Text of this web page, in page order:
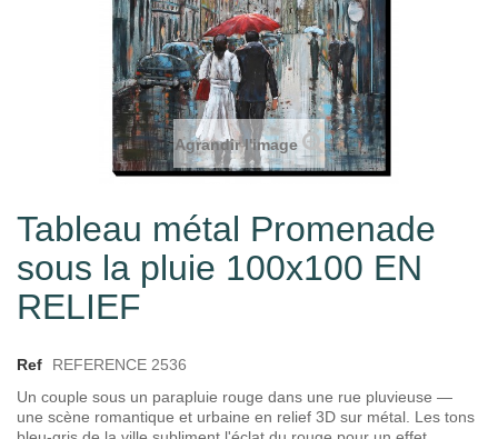
Agrandir l'image
Tableau métal Promenade
sous la pluie 100x100 EN
RELIEF
Ref
REFERENCE 2536
Un couple sous un parapluie rouge dans une rue pluvieuse —
une scène romantique et urbaine en relief 3D sur métal. Les tons